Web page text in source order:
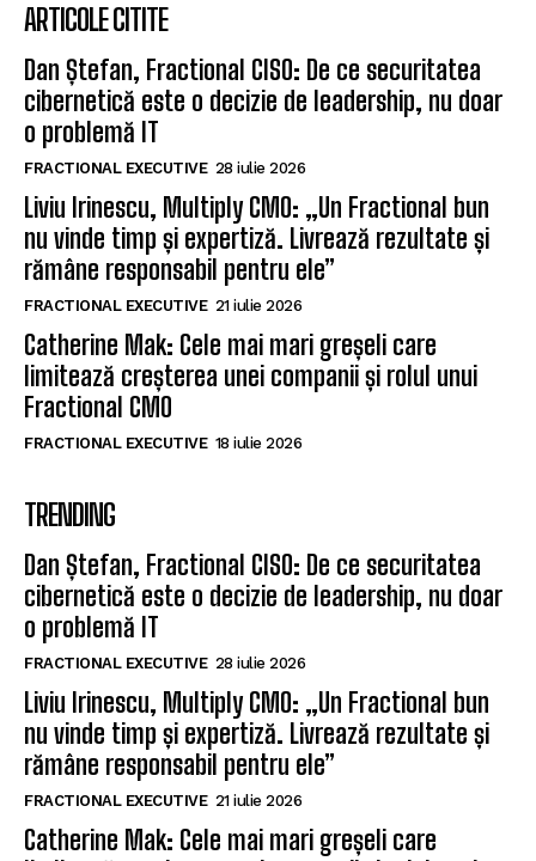
ARTICOLE CITITE
Dan Ștefan, Fractional CISO: De ce securitatea
cibernetică este o decizie de leadership, nu doar
o problemă IT
FRACTIONAL EXECUTIVE 28 iulie 2026
Liviu Irinescu, Multiply CMO: „Un Fractional bun
nu vinde timp și expertiză. Livrează rezultate și
rămâne responsabil pentru ele”
FRACTIONAL EXECUTIVE 21 iulie 2026
Catherine Mak: Cele mai mari greșeli care
limitează creșterea unei companii și rolul unui
Fractional CMO
FRACTIONAL EXECUTIVE 18 iulie 2026
TRENDING
Dan Ștefan, Fractional CISO: De ce securitatea
cibernetică este o decizie de leadership, nu doar
o problemă IT
FRACTIONAL EXECUTIVE 28 iulie 2026
Liviu Irinescu, Multiply CMO: „Un Fractional bun
nu vinde timp și expertiză. Livrează rezultate și
rămâne responsabil pentru ele”
FRACTIONAL EXECUTIVE 21 iulie 2026
Catherine Mak: Cele mai mari greșeli care